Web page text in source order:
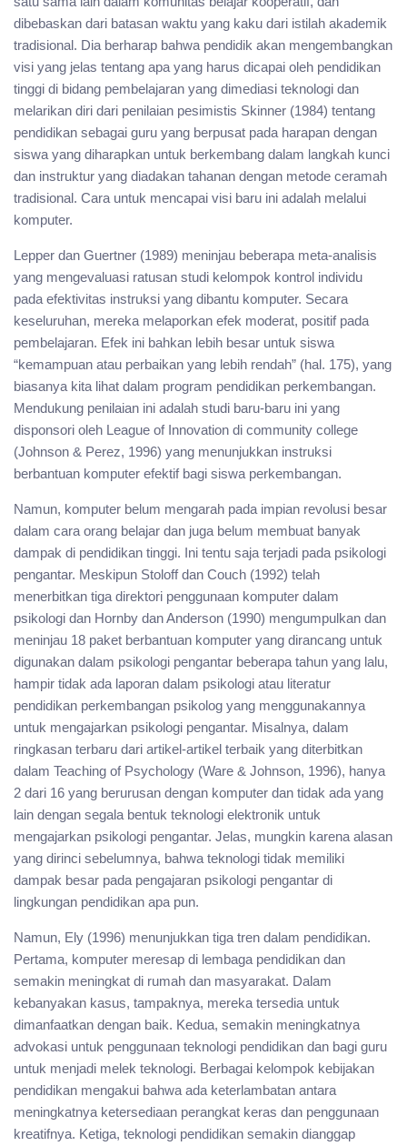
dibebaskan dari batasan waktu yang kaku dari istilah akademik
tradisional. Dia berharap bahwa pendidik akan mengembangkan
visi yang jelas tentang apa yang harus dicapai oleh pendidikan
tinggi di bidang pembelajaran yang dimediasi teknologi dan
melarikan diri dari penilaian pesimistis Skinner (1984) tentang
pendidikan sebagai guru yang berpusat pada harapan dengan
siswa yang diharapkan untuk berkembang dalam langkah kunci
dan instruktur yang diadakan tahanan dengan metode ceramah
tradisional. Cara untuk mencapai visi baru ini adalah melalui
komputer.
Lepper dan Guertner (1989) meninjau beberapa meta-analisis
yang mengevaluasi ratusan studi kelompok kontrol individu
pada efektivitas instruksi yang dibantu komputer. Secara
keseluruhan, mereka melaporkan efek moderat, positif pada
pembelajaran. Efek ini bahkan lebih besar untuk siswa
“kemampuan atau perbaikan yang lebih rendah” (hal. 175), yang
biasanya kita lihat dalam program pendidikan perkembangan.
Mendukung penilaian ini adalah studi baru-baru ini yang
disponsori oleh League of Innovation di community college
(Johnson & Perez, 1996) yang menunjukkan instruksi
berbantuan komputer efektif bagi siswa perkembangan.
Namun, komputer belum mengarah pada impian revolusi besar
dalam cara orang belajar dan juga belum membuat banyak
dampak di pendidikan tinggi. Ini tentu saja terjadi pada psikologi
pengantar. Meskipun Stoloff dan Couch (1992) telah
menerbitkan tiga direktori penggunaan komputer dalam
psikologi dan Hornby dan Anderson (1990) mengumpulkan dan
meninjau 18 paket berbantuan komputer yang dirancang untuk
digunakan dalam psikologi pengantar beberapa tahun yang lalu,
hampir tidak ada laporan dalam psikologi atau literatur
pendidikan perkembangan psikolog yang menggunakannya
untuk mengajarkan psikologi pengantar. Misalnya, dalam
ringkasan terbaru dari artikel-artikel terbaik yang diterbitkan
dalam Teaching of Psychology (Ware & Johnson, 1996), hanya
2 dari 16 yang berurusan dengan komputer dan tidak ada yang
lain dengan segala bentuk teknologi elektronik untuk
mengajarkan psikologi pengantar. Jelas, mungkin karena alasan
yang dirinci sebelumnya, bahwa teknologi tidak memiliki
dampak besar pada pengajaran psikologi pengantar di
lingkungan pendidikan apa pun.
Namun, Ely (1996) menunjukkan tiga tren dalam pendidikan.
Pertama, komputer meresap di lembaga pendidikan dan
semakin meningkat di rumah dan masyarakat. Dalam
kebanyakan kasus, tampaknya, mereka tersedia untuk
dimanfaatkan dengan baik. Kedua, semakin meningkatnya
advokasi untuk penggunaan teknologi pendidikan dan bagi guru
untuk menjadi melek teknologi. Berbagai kelompok kebijakan
pendidikan mengakui bahwa ada keterlambatan antara
meningkatnya ketersediaan perangkat keras dan penggunaan
kreatifnya. Ketiga, teknologi pendidikan semakin dianggap